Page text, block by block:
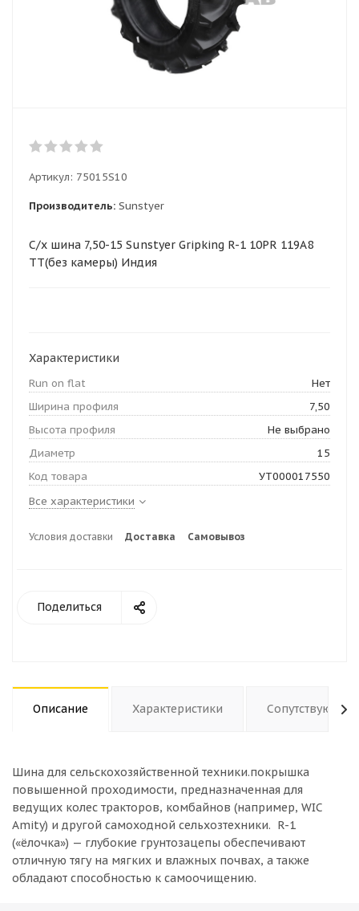
Артикул: 75015S10
Производитель: Sunstyer
С/х шина 7,50-15 Sunstyer Gripking R-1 10PR 119A8
TT(без камеры) Индия
Характеристики
Run on flat
Нет
Ширина профиля
7,50
Высота профиля
Не выбрано
Диаметр
15
Код товара
УТ000017550
Все характеристики
Условия доставки Доставка Самовывоз
Поделиться
Описание Характеристики
Шина для сельскохозяйственной техники.покрышка
повышенной проходимости, предназначенная для
ведущих колес тракторов, комбайнов (например, WIC
Amity) и другой самоходной сельхозтехники. R-1
(«ёлочка») — глубокие грунтозацепы обеспечивают
отличную тягу на мягких и влажных почвах, а также
обладают способностью к самоочищению.